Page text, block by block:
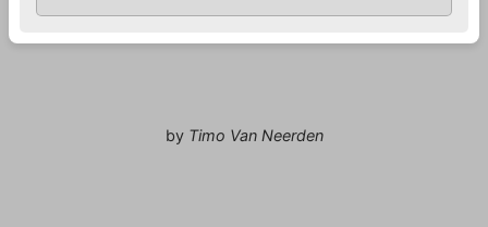
by Timo Van Neerden